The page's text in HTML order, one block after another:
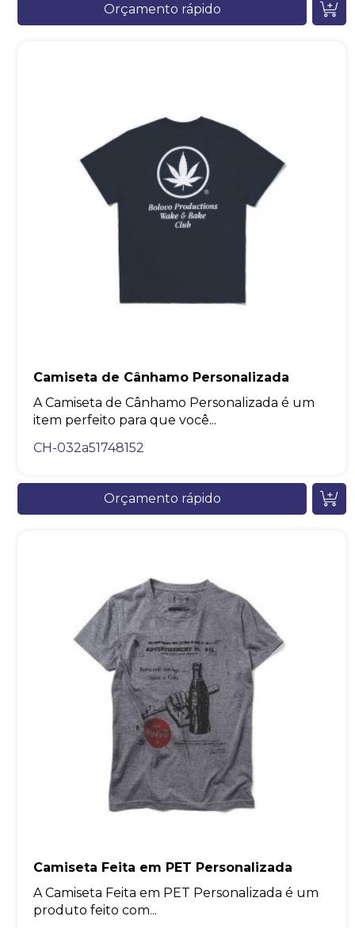
Orçamento rápido
Camiseta de Cânhamo Personalizada
A Camiseta de Cânhamo Personalizada é um
item perfeito para que você...
CH-032a51748152
Orçamento rápido
Camiseta Feita em PET Personalizada
A Camiseta Feita em PET Personalizada é um
produto feito com...